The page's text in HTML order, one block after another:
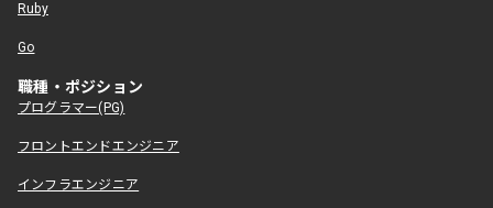
Ruby
Go
職種・ポジション
プログラマー(PG)
フロントエンドエンジニア
インフラエンジニア